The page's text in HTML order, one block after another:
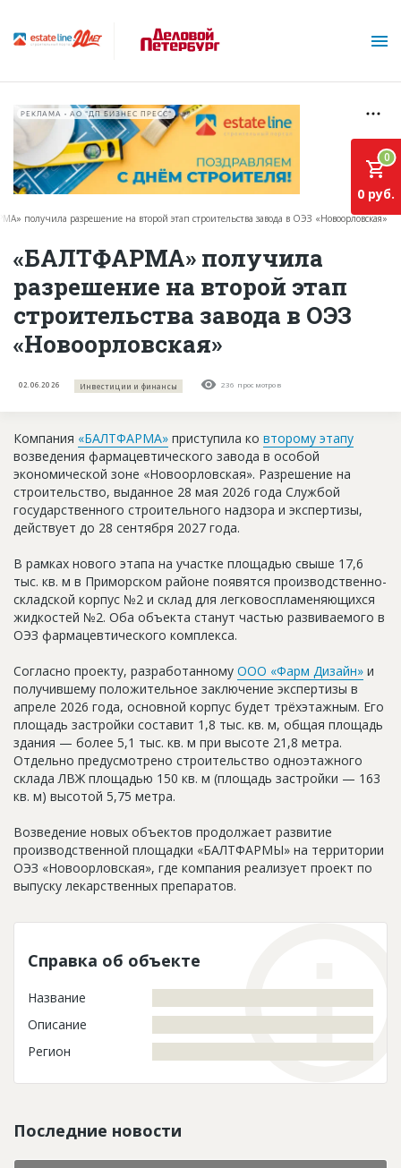
О проекте
Горячие объекты
База строящихся объектов
Инвестпроекты
Глоссарий
Новости
Платные услуги
Пресс-релизы
Правила работы
Личный кабинет
РЕКЛАМА • АО "ДП БИЗНЕС ПРЕСС"
получила разрешение на второй этап строительства завода в ОЭЗ «Новоорловская»
«БАЛТФАРМА» получила
разрешение на второй этап
строительства завода в ОЭЗ
«Новоорловская»
02.06.2026 Инвестиции и финансы 236 просмотров
0
0 руб.
Компания «БАЛТФАРМА» приступила ко второму этапу
возведения фармацевтического завода в особой
экономической зоне «Новоорловская». Разрешение на
строительство, выданное 28 мая 2026 года Службой
государственного строительного надзора и экспертизы,
действует до 28 сентября 2027 года.
В рамках нового этапа на участке площадью свыше 17,6
тыс. кв. м в Приморском районе появятся производственно-
складской корпус №2 и склад для легковоспламеняющихся
жидкостей №2. Оба объекта станут частью развиваемого в
ОЭЗ фармацевтического комплекса.
Согласно проекту, разработанному ООО «Фарм Дизайн» и
получившему положительное заключение экспертизы в
апреле 2026 года, основной корпус будет трёхэтажным. Его
площадь застройки составит 1,8 тыс. кв. м, общая площадь
здания — более 5,1 тыс. кв. м при высоте 21,8 метра.
Отдельно предусмотрено строительство одноэтажного
склада ЛВЖ площадью 150 кв. м (площадь застройки — 163
кв. м) высотой 5,75 метра.
Возведение новых объектов продолжает развитие
производственной площадки «БАЛТФАРМЫ» на территории
ОЭЗ «Новоорловская», где компания реализует проект по
выпуску лекарственных препаратов.
Справка об объекте
Название
Описание
Регион
Последние новости